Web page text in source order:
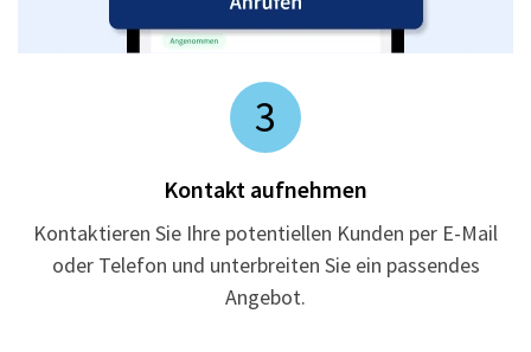
3
Kontakt aufnehmen
Kontaktieren Sie Ihre potentiellen Kunden per E-Mail
oder Telefon und unterbreiten Sie ein passendes
Angebot.